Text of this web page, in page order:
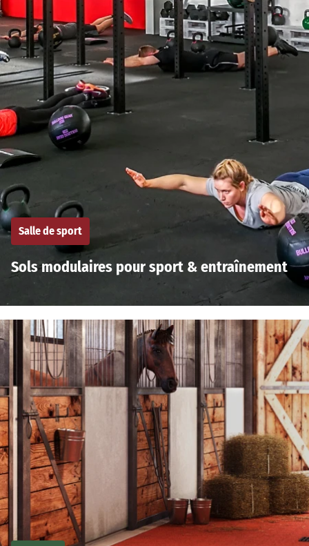
Salle de sport
Sols modulaires pour sport & entraînement